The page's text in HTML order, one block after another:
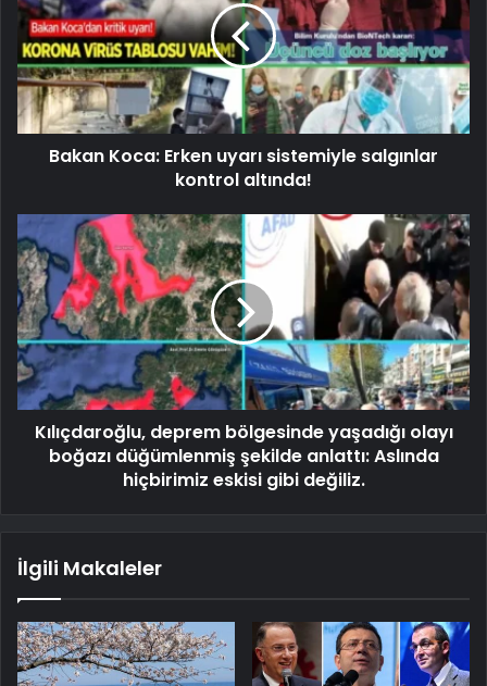
Bakan Koca: Erken uyarı sistemiyle salgınlar
kontrol altında!
Kılıçdaroğlu, deprem bölgesinde yaşadığı olayı
boğazı düğümlenmiş şekilde anlattı: Aslında
hiçbirimiz eskisi gibi değiliz.
İlgili Makaleler